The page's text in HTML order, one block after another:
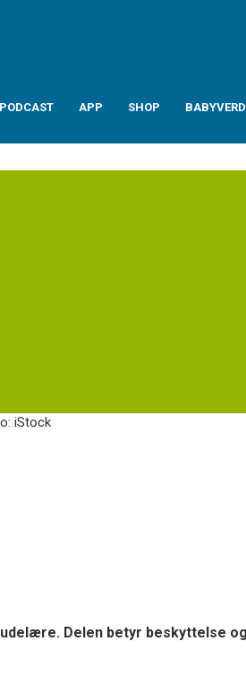
PODCAST APP SHOP
iStock
Delen betyr beskyttelse